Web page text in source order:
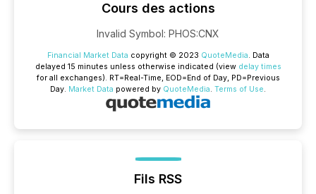
Cours des actions
Invalid Symbol: PHOS:CNX
Financial Market Data copyright © 2023 QuoteMedia. Data
delayed 15 minutes unless otherwise indicated (view delay times
for all exchanges). RT=Real-Time, EOD=End of Day, PD=Previous
Day. Market Data powered by QuoteMedia. Terms of Use.
Fils RSS